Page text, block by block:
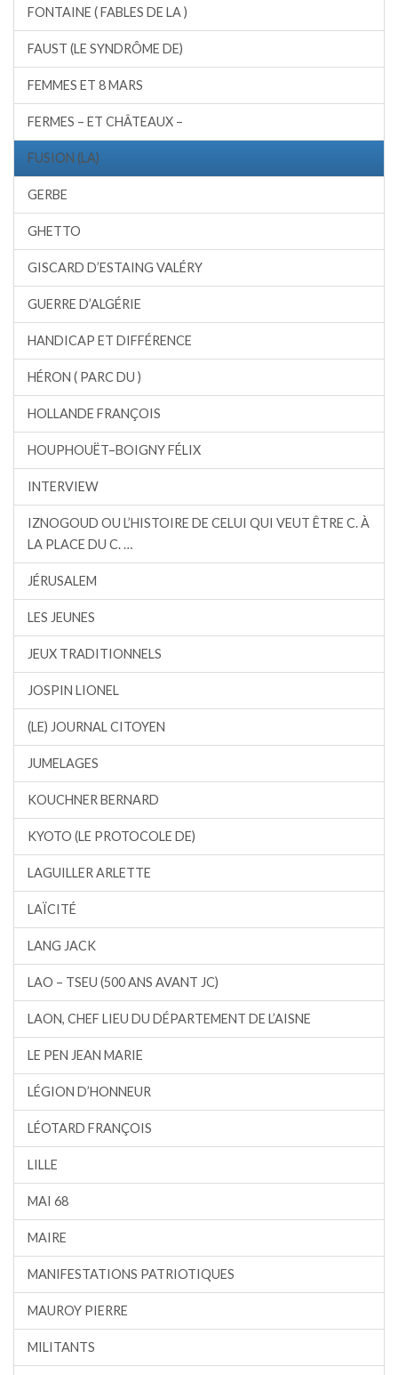
FONTAINE ( FABLES DE LA )
FAUST (LE SYNDRÔME DE)
FEMMES ET 8 MARS
FERMES – ET CHÂTEAUX –
FUSION (LA)
GERBE
GHETTO
GISCARD D’ESTAING VALÉRY
GUERRE D’ALGÉRIE
HANDICAP ET DIFFÉRENCE
HÉRON ( PARC DU )
HOLLANDE FRANÇOIS
HOUPHOUËT–BOIGNY FÉLIX
INTERVIEW
IZNOGOUD OU L’HISTOIRE DE CELUI QUI VEUT ÊTRE C. À
LA PLACE DU C. …
JÉRUSALEM
LES JEUNES
JEUX TRADITIONNELS
JOSPIN LIONEL
(LE) JOURNAL CITOYEN
JUMELAGES
KOUCHNER BERNARD
KYOTO (LE PROTOCOLE DE)
LAGUILLER ARLETTE
LAÏCITÉ
LANG JACK
LAO – TSEU (500 ANS AVANT JC)
LAON, CHEF LIEU DU DÉPARTEMENT DE L’AISNE
LE PEN JEAN MARIE
LÉGION D’HONNEUR
LÉOTARD FRANÇOIS
LILLE
MAI 68
MAIRE
MANIFESTATIONS PATRIOTIQUES
MAUROY PIERRE
MILITANTS